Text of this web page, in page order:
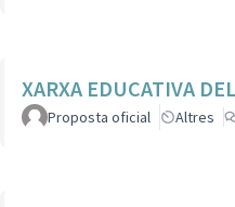
XARXA EDUCATIVA
Proposta oficial Altres